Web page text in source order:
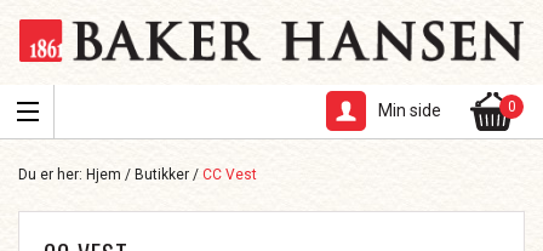
Min side 0
Du er her: Hjem / Butikker / CC Vest